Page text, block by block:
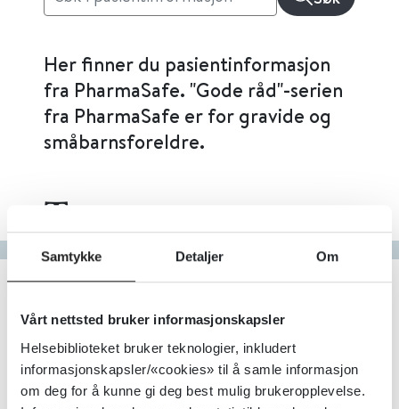
Samtykke Detaljer Om
Vårt nettsted bruker informasjonskapsler
Helsebiblioteket bruker teknologier, inkludert
informasjonskapsler/«cookies» til å samle informasjon
om deg for å kunne gi deg best mulig brukeropplevelse.
Her finner du pasientinformasjon
fra PharmaSafe. "Gode råd"-serien
fra PharmaSafe er for gravide og
småbarnsforeldre.
Tema
Gå til bokstav
Filter
0Treff Alfabetisk